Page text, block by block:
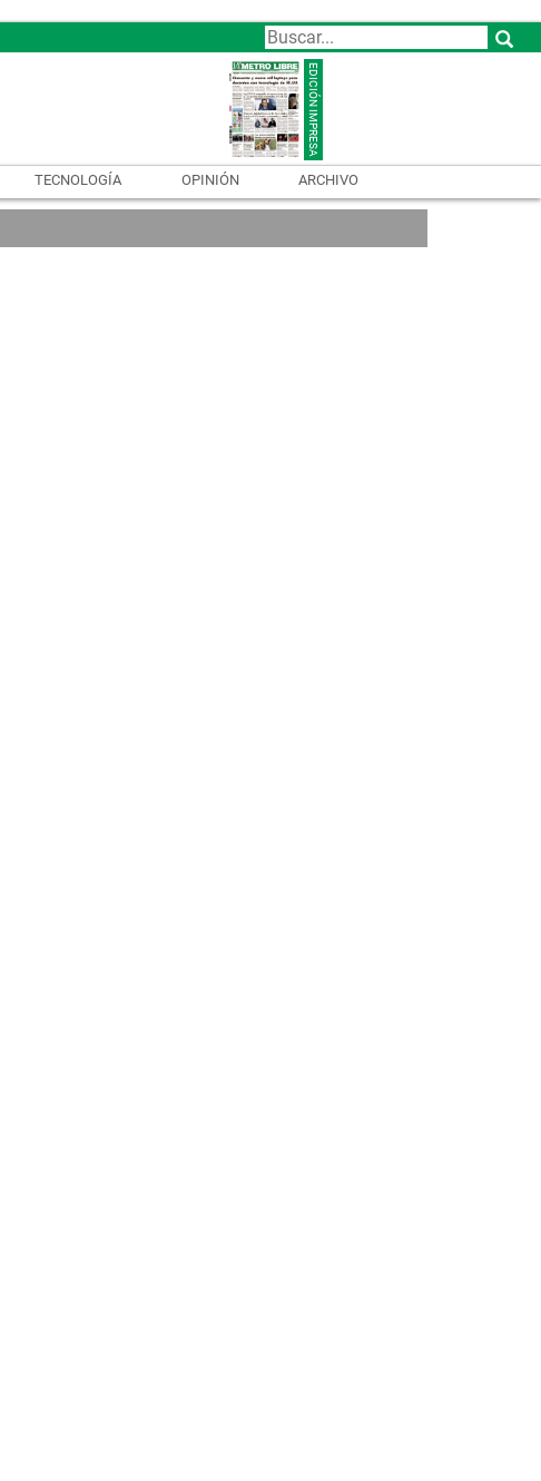
TECNOLOGÍA OPINIÓN ARCHIVO